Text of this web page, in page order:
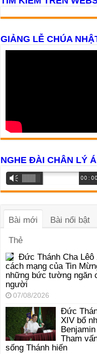
GIẢNG LỄ CHÚA
NGHE ĐÀI CHÂN LÝ
Trình
phát
âm
Vm 00:00
Bài mới Bài nổi bật
Thẻ
Đức Thánh Cha Lêô
cách mạng của Tin
những bức tường ngăn
người
07/08/2026
Đức
XIV bổ
Tham
sống Thánh hiến